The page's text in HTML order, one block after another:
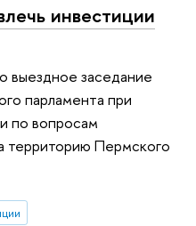
инвестиции
заседание
парламента при
по вопросам
территорию Пермского